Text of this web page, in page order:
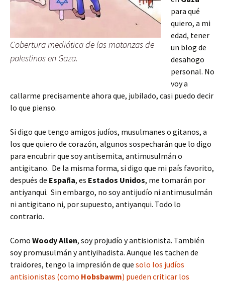
Cobertura mediática de las matanzas de
palestinos en Gaza.
para qué
quiero, a mi
edad, tener
un blog de
desahogo
personal. No
voy a
callarme precisamente ahora que, jubilado, casi puedo decir
lo que pienso.
Si digo que tengo amigos judíos, musulmanes o gitanos, a
los que quiero de corazón, algunos sospecharán que lo digo
para encubrir que soy antisemita, antimusulmán o
antigitano. De la misma forma, si digo que mi país favorito,
después de España, es Estados Unidos, me tomarán por
antiyanqui. Sin embargo, no soy antijudío ni antimusulmán
ni antigitano ni, por supuesto, antiyanqui. Todo lo
contrario.
Como Woody Allen, soy projudío y antisionista. También
soy promusulmán y antiyihadista. Aunque les tachen de
traidores, tengo la impresión de que solo los judíos
antisionistas (como Hobsbawm) pueden criticar los